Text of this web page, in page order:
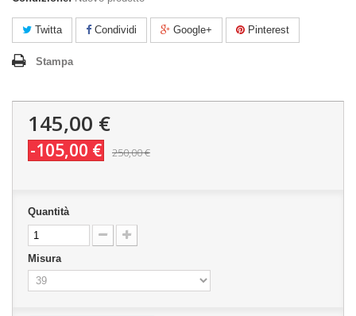
Twitta Condividi Google+ Pinterest
Stampa
145,00 €
-105,00 € 250,00 €
Quantità
Misura